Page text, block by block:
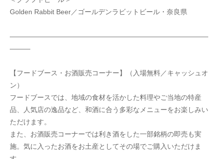
Golden Rabbit Beer／ゴールデンラビットビール・奈良県
—————————————————————————————
———
【フードブース・お酒販売コーナー】（入場無料／キャッシュオ
ン）
フードブースでは、地域の食材を活かした料理やご当地の特産
品、人気店の逸品など、和酒に合う多彩なメニューをお楽しみい
ただけます。
また、お酒販売コーナーでは利き酒をした一部銘柄の即売も実
施。気に入ったお酒をお土産としてその場でご購入いただけま